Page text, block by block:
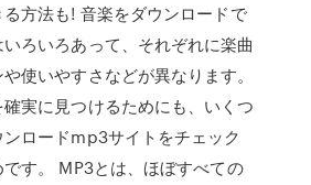
方法も! 音楽をダウンロードで
ろいろあって、それぞれに楽曲
使いやすさなどが異なります。
実に見つけるためにも、いくつ
ロードmp3サイトをチェック
す。 MP3とは、ほぼすべての